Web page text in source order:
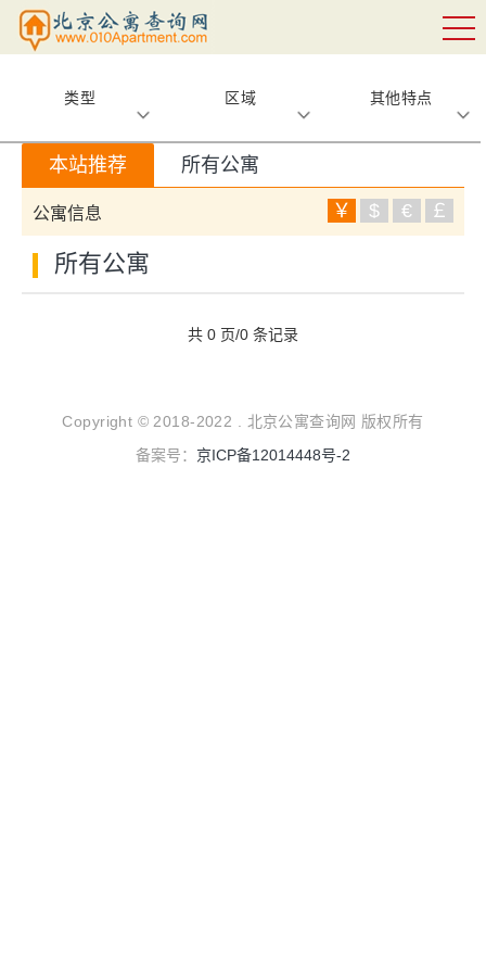
类型 区域 其他特点
本站推荐 所有公寓
公寓信息 ￥ $ € ￡
所有公寓
共 0 页/0 条记录
Copyright © 2018-2022 . 北京公寓查询网 版权所有
备案号： 京ICP备12014448号-2